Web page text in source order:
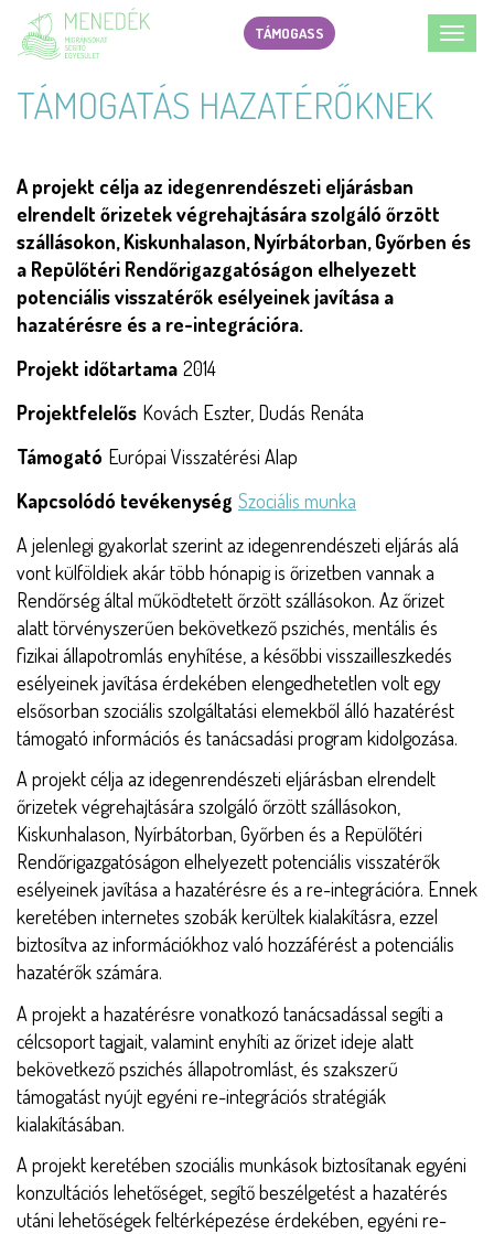
Ugrás
TÁMOGASS
TÁMOGATÁS HAZATÉRŐKNEK
A projekt célja az idegenrendészeti eljárásban
elrendelt őrizetek végrehajtására szolgáló őrzött
szállásokon, Kiskunhalason, Nyírbátorban, Győrben és
a Repülőtéri Rendőrigazgatóságon elhelyezett
potenciális visszatérők esélyeinek javítása a
hazatérésre és a re-integrációra.
Projekt időtartama 2014
Projektfelelős Kovách Eszter, Dudás Renáta
Támogató Európai Visszatérési Alap
Kapcsolódó tevékenység Szociális munka
A jelenlegi gyakorlat szerint az idegenrendészeti eljárás alá
vont külföldiek akár több hónapig is őrizetben vannak a
Rendőrség által működtetett őrzött szállásokon. Az őrizet
alatt törvényszerűen bekövetkező pszichés, mentális és
fizikai állapotromlás enyhítése, a későbbi visszailleszkedés
esélyeinek javítása érdekében elengedhetetlen volt egy
elsősorban szociális szolgáltatási elemekből álló hazatérést
támogató információs és tanácsadási program kidolgozása.
A projekt célja az idegenrendészeti eljárásban elrendelt
őrizetek végrehajtására szolgáló őrzött szállásokon,
Kiskunhalason, Nyírbátorban, Győrben és a Repülőtéri
Rendőrigazgatóságon elhelyezett potenciális visszatérők
esélyeinek javítása a hazatérésre és a re-integrációra. Ennek
keretében internetes szobák kerültek kialakításra, ezzel
biztosítva az információkhoz való hozzáférést a potenciális
hazatérők számára.
A projekt a hazatérésre vonatkozó tanácsadással segíti a
célcsoport tagjait, valamint enyhíti az őrizet ideje alatt
bekövetkező pszichés állapotromlást, és szakszerű
támogatást nyújt egyéni re-integrációs stratégiák
kialakításában.
A projekt keretében szociális munkások biztosítanak egyéni
konzultációs lehetőséget, segítő beszélgetést a hazatérés
utáni lehetőségek feltérképezése érdekében, egyéni re-